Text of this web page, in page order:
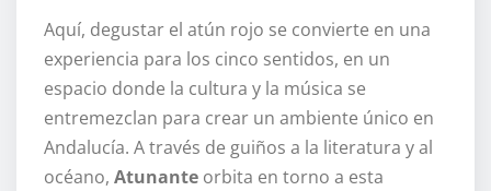
Aquí, degustar el atún rojo se convierte en una
experiencia para los cinco sentidos, en un
espacio donde la cultura y la música se
entremezclan para crear un ambiente único en
Andalucía. A través de guiños a la literatura y al
océano, Atunante orbita en torno a esta